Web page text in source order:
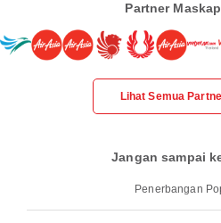
Partner
Lihat Semua
Jangan sampai
Penerbangan